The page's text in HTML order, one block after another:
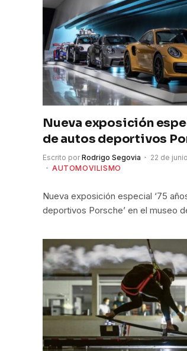
Nueva exposición
de autos deportivos
Escrito por Rodrigo Segovia
22 de
AUTOMOVILISMO
Nueva exposición especial ‘75
deportivos Porsche’ en el museo